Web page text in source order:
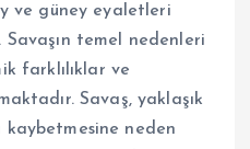
ve güney eyaletleri
Savaşın temel nedenleri
farklılıklar ve
Savaş, yaklaşık
kaybetmesine neden